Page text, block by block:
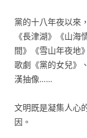
黨的十八年夜以來
《長津湖》《山
間》《雪山年夜地
歌劇《黨的女兒》
漢抽像……
文明既是凝集人心
因。